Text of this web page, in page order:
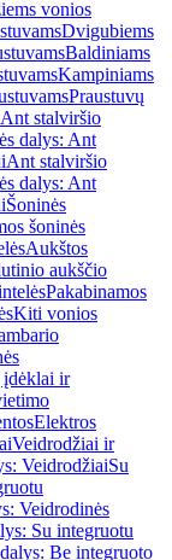
vonios
Dvigubiems
Baldiniams
Kampiniams
Praustuvų
Ant stalviršio
dalys: Ant
Ant stalviršio
dalys: Ant
Šoninės
šoninės
Aukštos
aukščio
Pakabinamos
Kiti vonios
įdėklai ir
Elektros
Veidrodžiai ir
VeidrodžiaiSu
Veidrodinės
Su integruotu
Be integruoto